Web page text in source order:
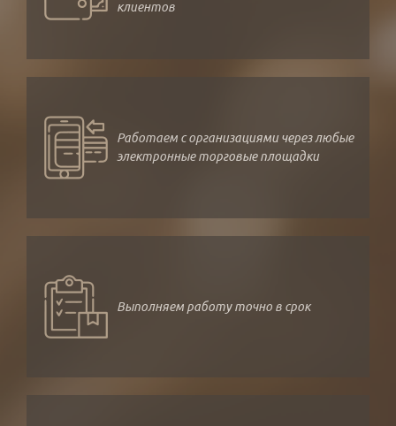
клиентов
Работаем с организациями через любые
электронные торговые площадки
Выполняем работу точно в срок